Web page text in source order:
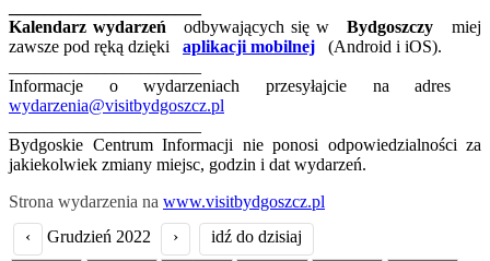
Kalendarz wydarzeńodbywających się wBydgoszczymiej
zawsze pod ręką dzięki aplikacji mobilnej
(Android i iOS).
Informacje o wydarzeniach przesyłajcie na adres
wydarzenia@visitbydgoszcz.pl
Bydgoskie Centrum Informacji nie ponosi odpowiedzialności za
jakiekolwiek zmiany miejsc, godzin i dat wydarzeń.
Strona wydarzenia na www.visitbydgoszcz.pl
‹
Grudzień 2022 › idź do dzisiaj